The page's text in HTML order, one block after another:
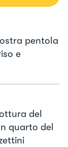
pentola
e
del
quarto del